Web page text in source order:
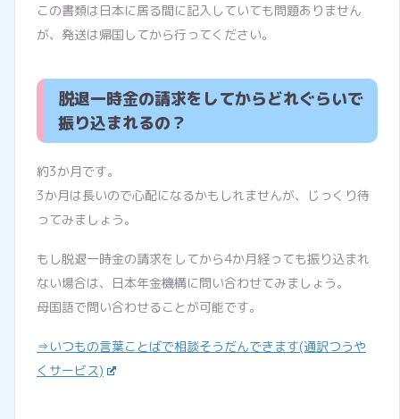
この書類は日本に居る間に記入していても問題ありません
が、発送は帰国してから行ってください。
脱退一時金の請求をしてからどれぐらいで
振り込まれるの？
約3か月です。
3か月は長いので心配になるかもしれませんが、じっくり待
ってみましょう。
もし脱退一時金の請求をしてから4か月経っても振り込まれ
ない場合は、日本年金機構に問い合わせてみましょう。
母国語で問い合わせることが可能です。
⇒いつもの言葉ことばで相談そうだんできます(通訳つうや
くサービス)